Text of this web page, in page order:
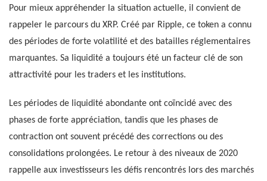
Pour mieux appréhender la situation actuelle, il convient de
rappeler le parcours du XRP. Créé par Ripple, ce token a connu
des périodes de forte volatilité et des batailles réglementaires
marquantes. Sa liquidité a toujours été un facteur clé de son
attractivité pour les traders et les institutions.
Les périodes de liquidité abondante ont coïncidé avec des
phases de forte appréciation, tandis que les phases de
contraction ont souvent précédé des corrections ou des
consolidations prolongées. Le retour à des niveaux de 2020
rappelle aux investisseurs les défis rencontrés lors des marchés